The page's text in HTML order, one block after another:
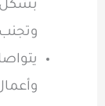
بشكل